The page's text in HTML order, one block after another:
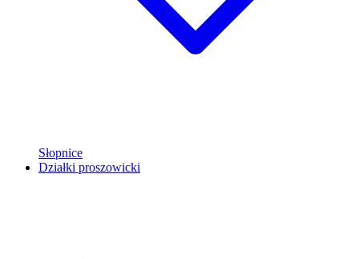
Słopnice
Działki proszowicki